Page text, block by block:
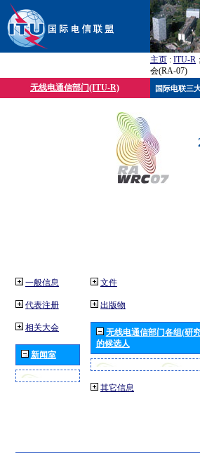
主页 : ITU-R
会(RA-07)
无线电通信部门(ITU-R)
一般信息
代表注册
相关大会
新闻室
文件
出版物
无线电通信部门各组(研
的候选人
其它信息
国际电联三